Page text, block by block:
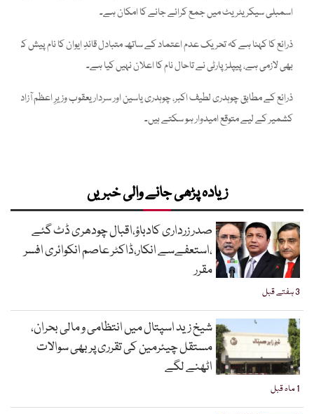
اسمبلی سیکریٹریٹ میں جمع کرائے جانے کا امکان ہے۔
ذرائع کا کہنا ہے کہ تحریک عدم اعتماد کے ساتھ متبادل قائدِ ایوان کا نام پیش کرنا
بھی لازمی ہے، پیپلز پارٹی نے تاحال نام کا اعلان نہیں کیا ہے۔
ذرائع کے مطابق چوہدری لطیف اکبر، چوہدری یاسین اور سردار یعقوب وزیرِ اعظم آزاد
کشمیر کے لیے متوقع امیدوار ہو سکتے ہیں۔
زیادہ پڑھی جانے والی خبریں
3 ہفتے قبل
صدر زرداری کادباؤ،اقبال چودھری ڈٹ گئے
،استعفےسے انکار،ڈاکٹر عاصم انکوائری افسر
مقرر
1 ماہ قبل
شیخ زید اسپتال میں انتظامی و مالی بحران،
مستقل چیئرمین کی تقرری پر بھی سوالات
اٹھنے لگے